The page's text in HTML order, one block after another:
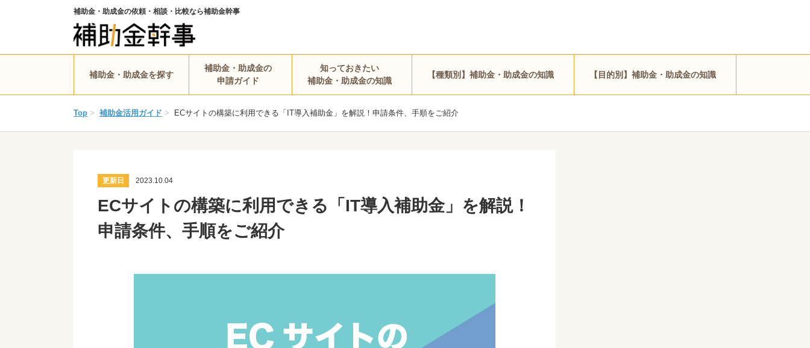
補助金・助成金の依頼・相談・比較なら補助金幹事
補助金・助成金を探す
補助金・助成金の
申請ガイド
知っておきたい
補助金・助成金の知識
【種類別】補助金・助成金の知識 【目的別】補助金・助成金の知識
Top > 補助金活用ガイド > ECサイトの構築に利用できる「IT導入補助金」を解説！申請条件、手順をご紹介
更新日 2023.10.04
ECサイトの構築に利用できる「IT導入補助金」を解説！
申請条件、手順をご紹介